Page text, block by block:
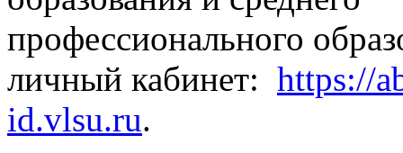
профессионального
личный кабинет: https://
id.vlsu.ru.